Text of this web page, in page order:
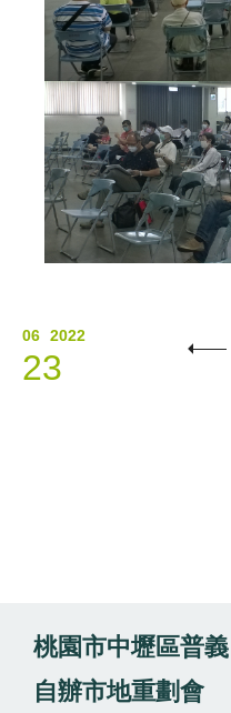
06 2022
23
桃園市中壢區普義
自辦市地重劃會